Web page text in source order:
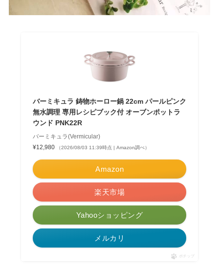
バーミキュラ 鋳物ホーロー鍋 22cm パールピンク
無水調理 専用レシピブック付 オーブンポットラ
ウンド PNK22R
バーミキュラ(Vermicular)
¥12,980
（2026/08/03 11:39時点 | Amazon調べ）
Amazon
楽天市場
Yahooショッピング
メルカリ
ポチップ